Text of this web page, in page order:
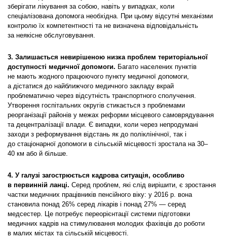
зберігати лікування за собою, навіть у випадках, коли
спеціалізована допомога необхідна. При цьому відсутні механізми
контролю їх компетентності та не визначена відповідальність
за неякісне обслуговування.
3. Залишається невирішеною низка проблем територіальної
доступності медичної допомоги. Багато населених пунктів
не мають жодного працюючого пункту медичної допомоги,
а дістатися до найближчого медичного закладу вкрай
проблематично через відсутність транспортного сполучення.
Утворення госпітальних округів стикається з проблемами
реорганізації районів у межах реформи місцевого самоврядування
та децентралізації влади. Є випадки, коли через непродумані
заходи з реформування відстань як до поліклінічної, так і
до стаціонарної допомоги в сільській місцевості зростала на 30–
40 км або й більше.
4. У галузі загострюється кадрова ситуація, особливо
в первинній ланці. Серед проблем, які слід вирішити, є зростання
частки медичних працівників пенсійного віку: у 2016 р. вона
становила понад 26% серед лікарів і понад 27% — серед
медсестер. Це потребує переорієнтації системи підготовки
медичних кадрів на стимулювання молодих фахівців до роботи
в малих містах та сільській місцевості.